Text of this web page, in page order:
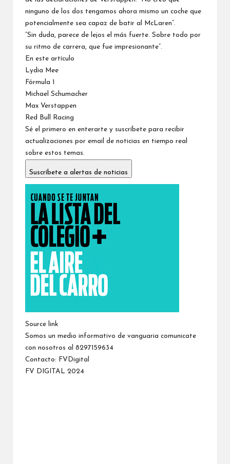
ninguno de los dos tengamos ahora mismo un coche que
potencialmente sea capaz de batir al McLaren”.
“Sin duda, parece de lejos el más fuerte. Sobre todo por
su ritmo de carrera, que fue impresionante”.
En este artículo
Lydia Mee
Fórmula 1
Michael Schumacher
Max Verstappen
Red Bull Racing
Sé el primero en enterarte y suscríbete para recibir
actualizaciones por email de noticias en tiempo real
sobre estos temas.
Suscríbete a alertas de noticias
Source link
Somos un medio informativo de vanguaria comunicate
con nosotros al 8297159634
Contacto:
FVDigital
FV DIGITAL 2024